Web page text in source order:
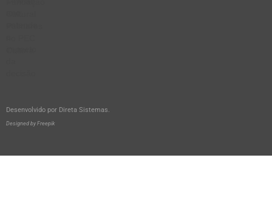
Desenvolvido por Direta Sistemas.
Designed by Freepik